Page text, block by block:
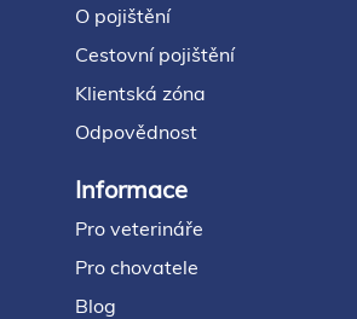
O pojištění
Cestovní pojištění
Klientská zóna
Odpovědnost
Informace
Pro veterináře
Pro chovatele
Blog